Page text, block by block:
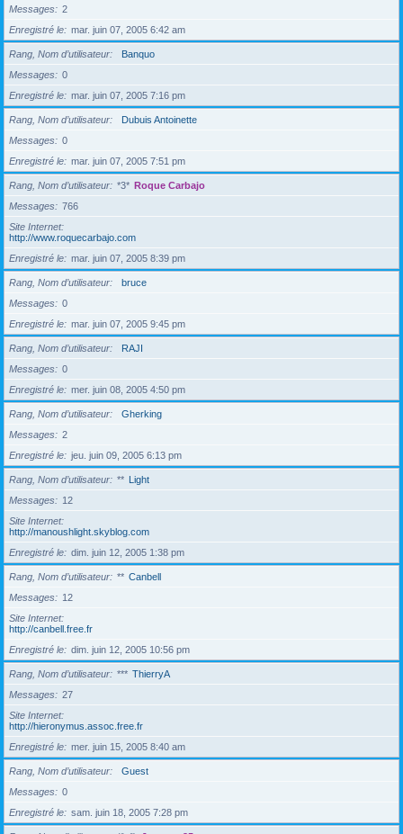
Messages
2
Enregistré le
mar. juin 07, 2005 6:42 am
Rang, Nom d’utilisateur
Banquo
Messages
0
Enregistré le
mar. juin 07, 2005 7:16 pm
Rang, Nom d’utilisateur
Dubuis Antoinette
Messages
0
Enregistré le
mar. juin 07, 2005 7:51 pm
Rang, Nom d’utilisateur *3* Roque Carbajo
Messages
766
Site Internet
http://www.roquecarbajo.com
Enregistré le
mar. juin 07, 2005 8:39 pm
Rang, Nom d’utilisateur
bruce
Messages
0
Enregistré le
mar. juin 07, 2005 9:45 pm
Rang, Nom d’utilisateur
RAJI
Messages
0
Enregistré le
mer. juin 08, 2005 4:50 pm
Rang, Nom d’utilisateur
Gherking
Messages
2
Enregistré le
jeu. juin 09, 2005 6:13 pm
Rang, Nom d’utilisateur ** Light
Messages
12
Site Internet
http://manoushlight.skyblog.com
Enregistré le
dim. juin 12, 2005 1:38 pm
Rang, Nom d’utilisateur ** Canbell
Messages
12
Site Internet
http://canbell.free.fr
Enregistré le
dim. juin 12, 2005 10:56 pm
Rang, Nom d’utilisateur *** ThierryA
Messages
27
Site Internet
http://hieronymus.assoc.free.fr
Enregistré le
mer. juin 15, 2005 8:40 am
Rang, Nom d’utilisateur
Guest
Messages
0
Enregistré le
sam. juin 18, 2005 7:28 pm